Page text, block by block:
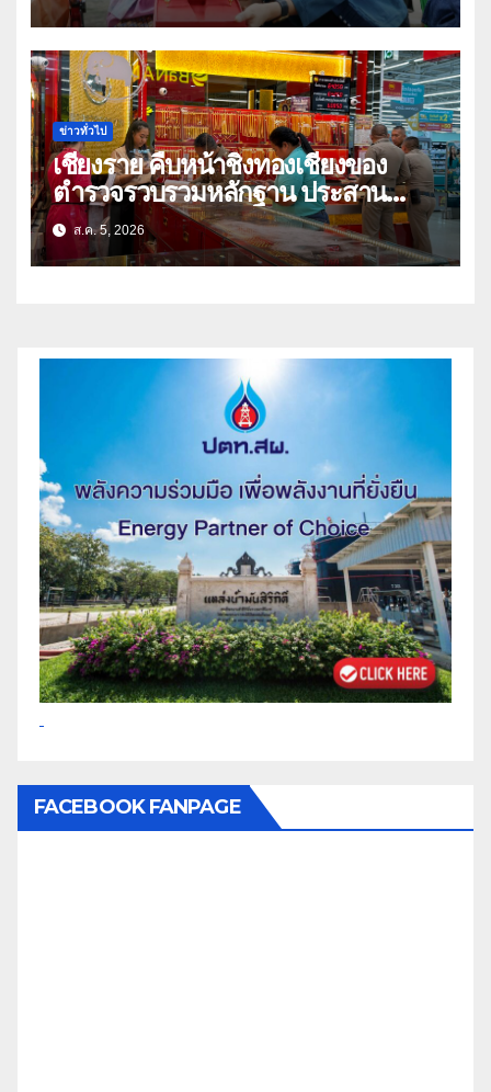
ข่าวทั่วไป
เชียงราย คืบหน้าชิงทองเชียงของ
ตำรวจรวบรวมหลักฐาน ประสาน
สปป.ลาว ติดตามจับกุม
ส.ค. 5, 2026
FACEBOOK FANPAGE